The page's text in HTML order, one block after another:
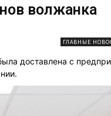
волжанка
ГЛАВНЫЕ
доставлена с